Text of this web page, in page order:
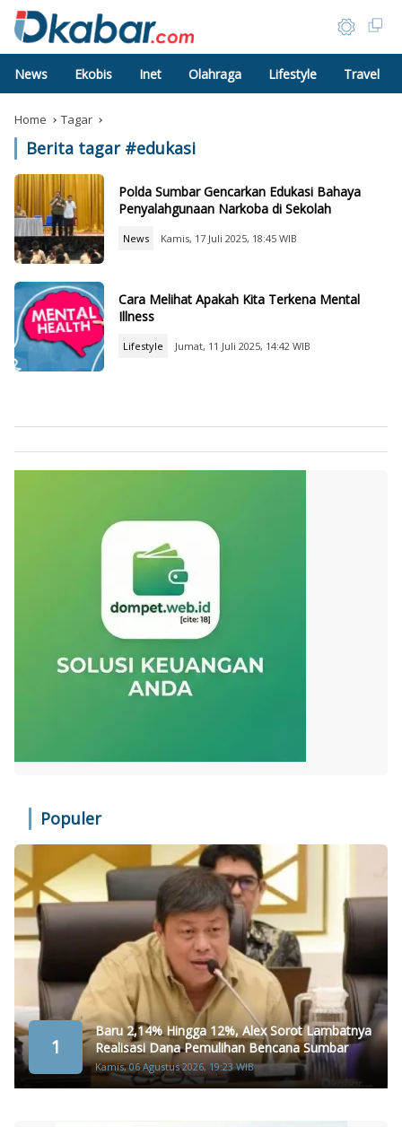
News Ekobis Inet Olahraga Lifestyle Travel
Home Tagar
Berita tagar #edukasi
Polda Sumbar Gencarkan Edukasi Bahaya
Penyalahgunaan Narkoba di Sekolah
News Kamis, 17 Juli 2025, 18:45 WIB
Cara Melihat Apakah Kita Terkena Mental
Illness
Lifestyle Jumat, 11 Juli 2025, 14:42 WIB
Populer
1
Baru 2,14% Hingga 12%, Alex Sorot Lambatnya
Realisasi Dana Pemulihan Bencana Sumbar
Kamis, 06 Agustus 2026, 19:23 WIB